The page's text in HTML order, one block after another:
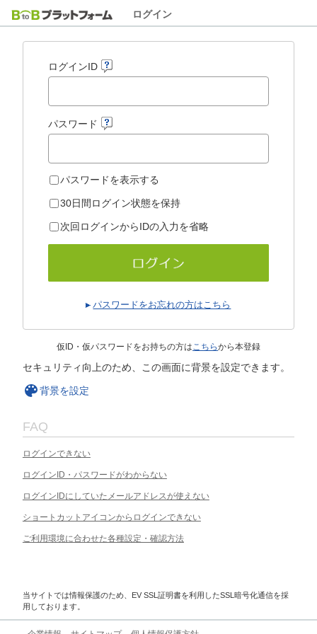
ログイン
ログインID
パスワード
パスワードを表示する
30日間ログイン状態を保持
次回ログインからIDの入力を省略
パスワードをお忘れの方はこちら
仮ID・仮パスワードをお持ちの方はこちらから本登録
セキュリティ向上のため、この画面に背景を設定できます。
背景を設定
FAQ
ログインできない
ログインID・パスワードがわからない
ログインIDにしていたメールアドレスが使えない
ショートカットアイコンからログインできない
ご利用環境に合わせた各種設定・確認方法
当サイトでは情報保護のため、EV SSL証明書を利用したSSL暗号化通信を採
用しております。